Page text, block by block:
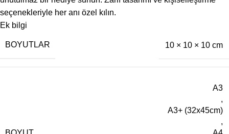
seçenekleriyle her anı özel kılın.
Ek bilgi
BOYUTLAR 10 × 10 × 10 cm
A3
,
A3+ (32x45cm)
,